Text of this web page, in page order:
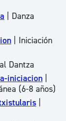
| Danza
| Iniciación
Dantza
iniciacion
(6-8 años)